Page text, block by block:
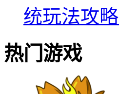
统玩法攻略
热门游戏